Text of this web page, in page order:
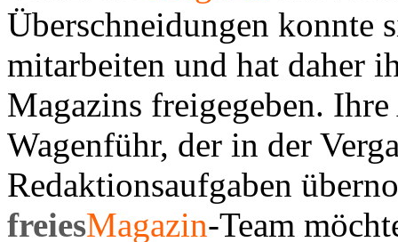
Überschneidungen konnte
mitarbeiten und hat daher
Magazins freigegeben.
Wagenführ, der in der
Redaktionsaufgaben
freiesMagazin-Team